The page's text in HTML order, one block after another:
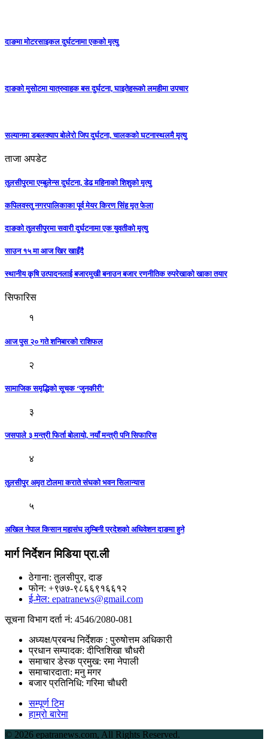
दाङमा मोटरसाइकल दुर्घटनामा एकको मृत्यु
दाङकाे मुसोटमा यात्रुवाहक बस दुर्घटना, घाइतेहरूको लमहीमा उपचार
सल्यानमा डबलक्याप बोलेरो जिप दुर्घटना, चालकको घटनास्थलमै मृत्यु
ताजा अपडेट
तुलसीपुरमा एम्बुलेन्स दुर्घटना, डेढ महिनाको शिशुको मृत्यु
कपिलवस्तु नगरपालिकाका पूर्व मेयर किरण सिंह मृत फेला
दाङको तुलसीपुरमा सवारी दुर्घटनामा एक युवतीको मृत्यु
साउन १५ मा आज खिर खाइँदै
स्थानीय कृषि उत्पादनलाई बजारमुखी बनाउन बजार रणनीतिक रुपरेखाको खाका तयार
सिफारिस
१
आज पुस २० गते शनिबारकाे राशिफल
२
सामाजिक समृद्धिको सूचक ‘जुनकीरी’
३
जसपाले ३ मन्त्री फिर्ता बोलायो, नयाँ मन्त्री पनि सिफारिस
४
तुलसीपुर अमृत टाेलमा कराते संघकाे भवन सिलान्यास
५
अखिल नेपाल किसान महासंघ लुम्बिनी प्रदेशको अधिवेशन दाङमा हुने
मार्ग निर्देशन मिडिया प्रा.ली
ठेगाना: तुलसीपुर, दाङ
फोन: +९७७-९८६६९१६६१२
ई-मेल: epatranews@gmail.com
सूचना विभाग दर्ता नं: 4546/2080-081
अध्यक्ष/प्रबन्ध निर्देशक : पुरुषोत्तम अधिकारी
प्रधान सम्पादक: दीप्तिशिखा चौधरी
समाचार डेस्क प्रमुख: रमा नेपाली
समाचारदाता: मनु मगर
बजार प्रतिनिधि: गरिमा चौधरी
सम्पूर्ण टिम
हाम्रो बारेमा
© 2026 epatranews.com, All Rights Reserved.